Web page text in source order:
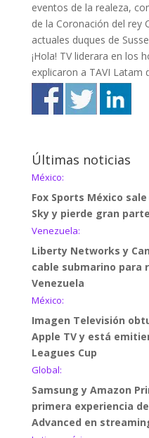
eventos de la realeza,
de la Coronación del rey
actuales duques de
¡Hola! TV liderara en los
explicaron a TAVI Latam
Últimas noticias
México:
Fox Sports México
Sky y pierde gran
Venezuela:
Liberty Networks y
cable submarino para
Venezuela
México:
Imagen Televisión
Apple TV y está
Leagues Cup
Global:
Samsung y Amazon
primera experiencia
Advanced en